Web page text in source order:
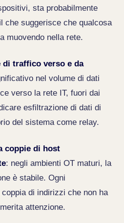
sta probabilmente
che suggerisce che qualcosa
muovendo nella rete.
di traffico verso e da
nel volume di dati
verso la rete IT, fuori dai
esfiltrazione di dati di
del sistema come relay.
coppie di host
: negli ambienti OT maturi, la
è stabile. Ogni
di indirizzi che non ha
attenzione.